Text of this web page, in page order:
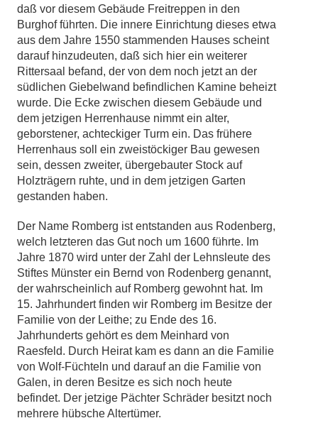
daß vor diesem Gebäude Freitreppen in den
Burghof führten. Die innere Einrichtung dieses etwa
aus dem Jahre 1550 stammenden Hauses scheint
darauf hinzudeuten, daß sich hier ein weiterer
Rittersaal befand, der von dem noch jetzt an der
südlichen Giebelwand befindlichen Kamine beheizt
wurde. Die Ecke zwischen diesem Gebäude und
dem jetzigen Herrenhause nimmt ein alter,
geborstener, achteckiger Turm ein. Das frühere
Herrenhaus soll ein zweistöckiger Bau gewesen
sein, dessen zweiter, übergebauter Stock auf
Holzträgern ruhte, und in dem jetzigen Garten
gestanden haben.
Der Name Romberg ist entstanden aus Rodenberg,
welch letzteren das Gut noch um 1600 führte. Im
Jahre 1870 wird unter der Zahl der Lehnsleute des
Stiftes Münster ein Bernd von Rodenberg genannt,
der wahrscheinlich auf Romberg gewohnt hat. Im
15. Jahrhundert finden wir Romberg im Besitze der
Familie von der Leithe; zu Ende des 16.
Jahrhunderts gehört es dem Meinhard von
Raesfeld. Durch Heirat kam es dann an die Familie
von Wolf-Füchteln und darauf an die Familie von
Galen, in deren Besitze es sich noch heute
befindet. Der jetzige Pächter Schräder besitzt noch
mehrere hübsche Altertümer.